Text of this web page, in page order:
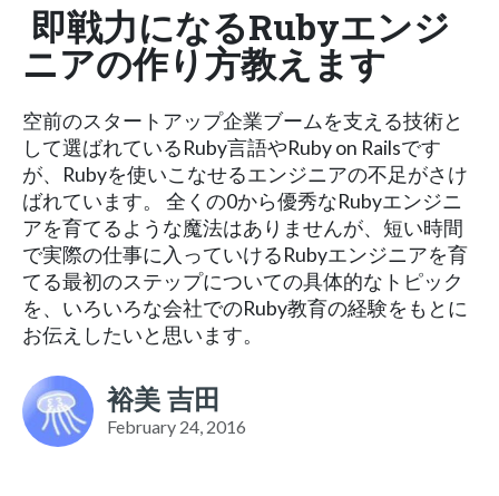
即戦力になるRubyエンジ
ニアの作り方教えます
空前のスタートアップ企業ブームを支える技術と
して選ばれているRuby言語やRuby on Railsです
が、Rubyを使いこなせるエンジニアの不足がさけ
ばれています。 全くの0から優秀なRubyエンジニ
アを育てるような魔法はありませんが、短い時間
で実際の仕事に入っていけるRubyエンジニアを育
てる最初のステップについての具体的なトピック
を、いろいろな会社でのRuby教育の経験をもとに
お伝えしたいと思います。
裕美 吉田
February 24, 2016